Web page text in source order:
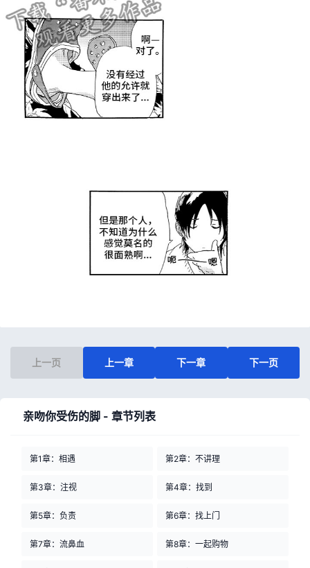
上一页 上一章 下一章 下一页
亲吻你受伤的脚 - 章节列表
第1章：相遇 第2章：不讲理
第3章：注视 第4章：找到
第5章：负责 第6章：找上门
第7章：流鼻血 第8章：一起购物